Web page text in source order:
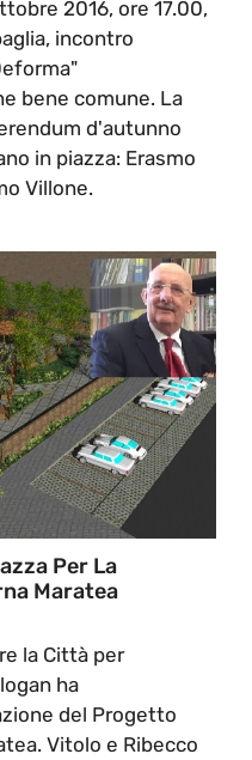
2016, ore 17.00,
incontro
bene comune. La
d'autunno
in piazza: Erasmo
Villone.
Per La
Maratea
la Città per
ha
del Progetto
Vitolo e Ribecco